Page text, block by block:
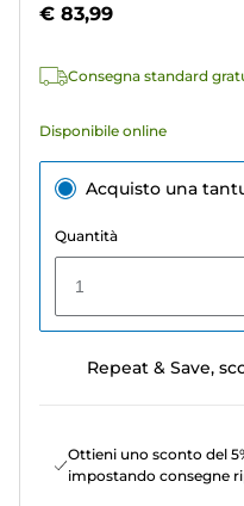
6
€ 83,99
Consegna standard
Disponibile online
Acquisto una
Quantità
1
Repeat & Save,
Ottieni uno sconto del
impostando consegne